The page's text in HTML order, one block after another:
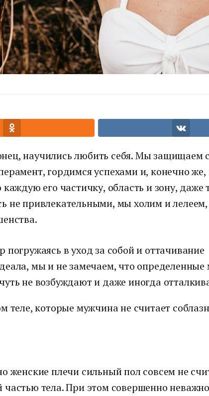
научились любить себя. Мы защищаем
гордимся успехами и, конечно
каждую его частичку, область и зону, даже
не привлекательными, мы холим и
погружаясь в уход за собой и оттачивание
мы и не замечаем, что определенные
не возбуждают и даже иногда
теле, которые мужчина не считает
женские плечи сильный пол совсем не
частью тела. При этом совершенно